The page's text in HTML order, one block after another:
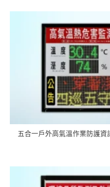
五合一戶外高氣溫作業防護資